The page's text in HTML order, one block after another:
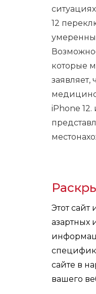
12
которые
заявляет,
iPhone
Этот
азартных
сайте в
вашего